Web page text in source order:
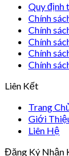
Quy định
Chính
Chính
Chính
Chính
Chính
Liên Kết
Trang
Giới
Liên Hệ
Đăng Ký Nhận